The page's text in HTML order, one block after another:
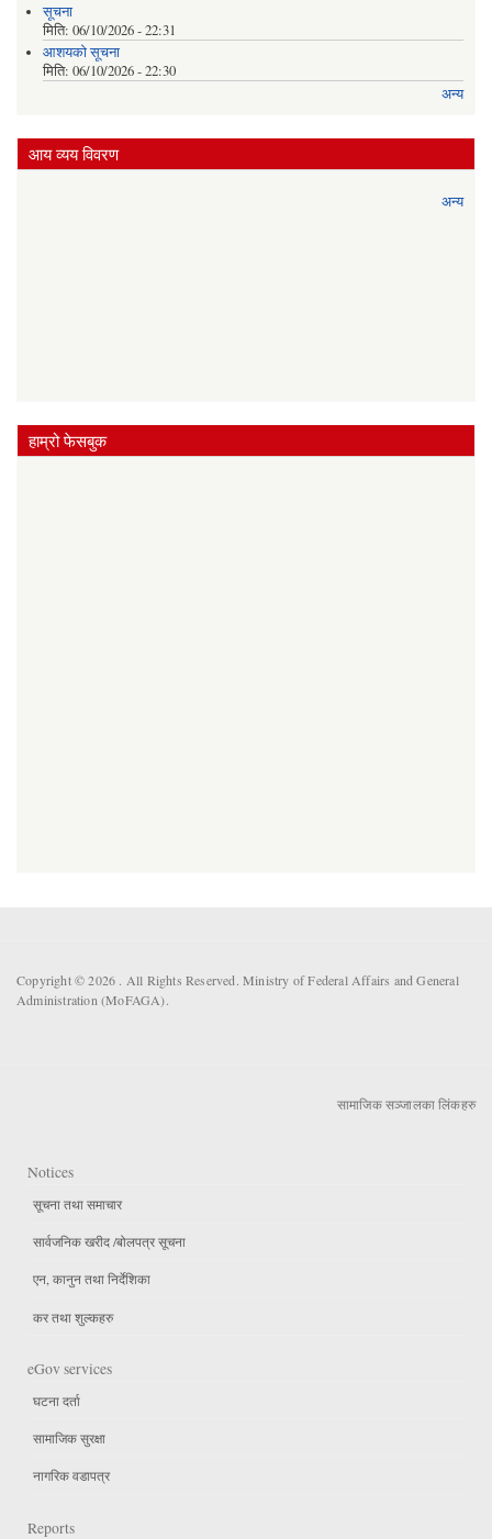
सूचना
मिति: 06/10/2026 - 22:31
आशयको सूचना
मिति: 06/10/2026 - 22:30
अन्य
आय व्यय विवरण
अन्य
हाम्रो फेसबुक
Copyright © 2026 . All Rights Reserved. Ministry of Federal Affairs and General
Administration (MoFAGA).
सामाजिक सञ्जालका लिंकहरु
Notices
सूचना तथा समाचार
सार्वजनिक खरीद /बोलपत्र सूचना
एन, कानुन तथा निर्देशिका
कर तथा शुल्कहरु
eGov services
घटना दर्ता
सामाजिक सुरक्षा
नागरिक वडापत्र
Reports